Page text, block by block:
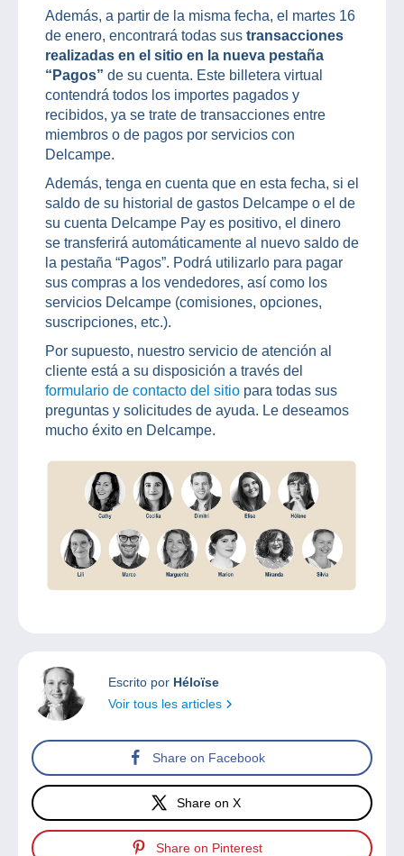
Además, a partir de la misma fecha, el martes 16
de enero, encontrará todas sus transacciones
realizadas en el sitio en la nueva pestaña
“Pagos” de su cuenta. Este billetera virtual
contendrá todos los importes pagados y
recibidos, ya se trate de transacciones entre
miembros o de pagos por servicios con
Delcampe.
Además, tenga en cuenta que en esta fecha, si el
saldo de su historial de gastos Delcampe o el de
su cuenta Delcampe Pay es positivo, el dinero
se transferirá automáticamente al nuevo saldo de
la pestaña “Pagos”. Podrá utilizarlo para pagar
sus compras a los vendedores, así como los
servicios Delcampe (comisiones, opciones,
suscripciones, etc.).
Por supuesto, nuestro servicio de atención al
cliente está a su disposición a través del
formulario de contacto del sitio para todas sus
preguntas y solicitudes de ayuda. Le deseamos
mucho éxito en Delcampe.
Escrito por Héloïse
Voir tous les articles
Share on Facebook
Share on X
Share on Pinterest